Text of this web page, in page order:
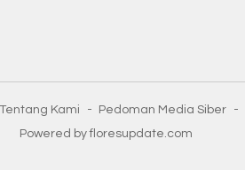
Tentang Kami Pedoman Media Siber
Powered by floresupdate.com